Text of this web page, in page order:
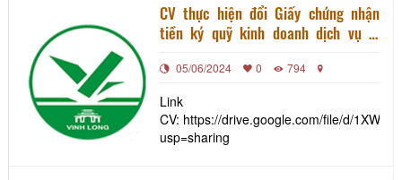
CV thực hiện đổi Giấy chứng nhận
tiền ký quỹ kinh doanh dịch vụ lữ
số 168/2017/NĐ-CP, ngày
31/12/2017 của Chính phủ (lần 3)
05/06/2024 0 794
Link
CV: https://drive.google.com/file/d/
usp=sharing